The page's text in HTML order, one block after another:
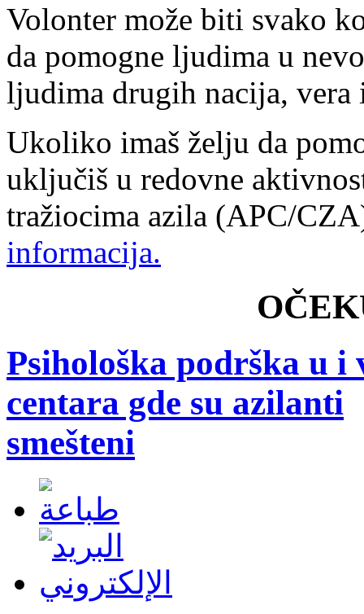
Volonter može biti svako
da pomogne ljudima u
ljudima drugih nacija, vera
Ukoliko imaš želju da
uključiš u redovne
tražiocima azila (APC/
informacija.
Psihološka podrška u i
centara gde su azilanti
smešteni